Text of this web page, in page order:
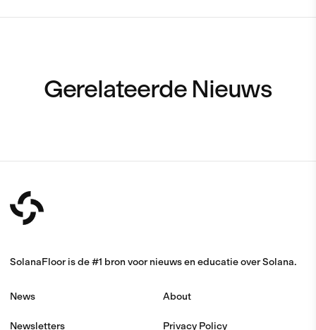
Gerelateerde Nieuws
SolanaFloor is de #1 bron voor nieuws en educatie over Solana.
News
Newsletters
About
Privacy Policy